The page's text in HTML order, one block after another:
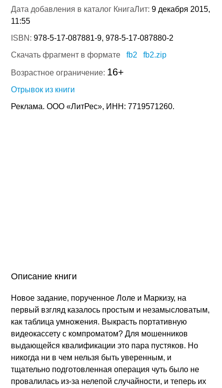
Дата добавления в каталог КнигаЛит:9 декабря 2015,
11:55
ISBN:978-5-17-087881-9, 978-5-17-087880-2
Скачать фрагмент в формате
fb2 fb2.zip
Возрастное ограничение: 16+
Отрывок из книги
Реклама. ООО «ЛитРес», ИНН: 7719571260.
Описание книги
Новое задание, порученное Лоле и Маркизу, на
первый взгляд казалось простым и незамысловатым,
как таблица умножения. Выкрасть портативную
видеокассету с компроматом? Для мошенников
выдающейся квалификации это пара пустяков. Но
никогда ни в чем нельзя быть уверенным, и
тщательно подготовленная операция чуть было не
провалилась из-за нелепой случайности, и теперь их